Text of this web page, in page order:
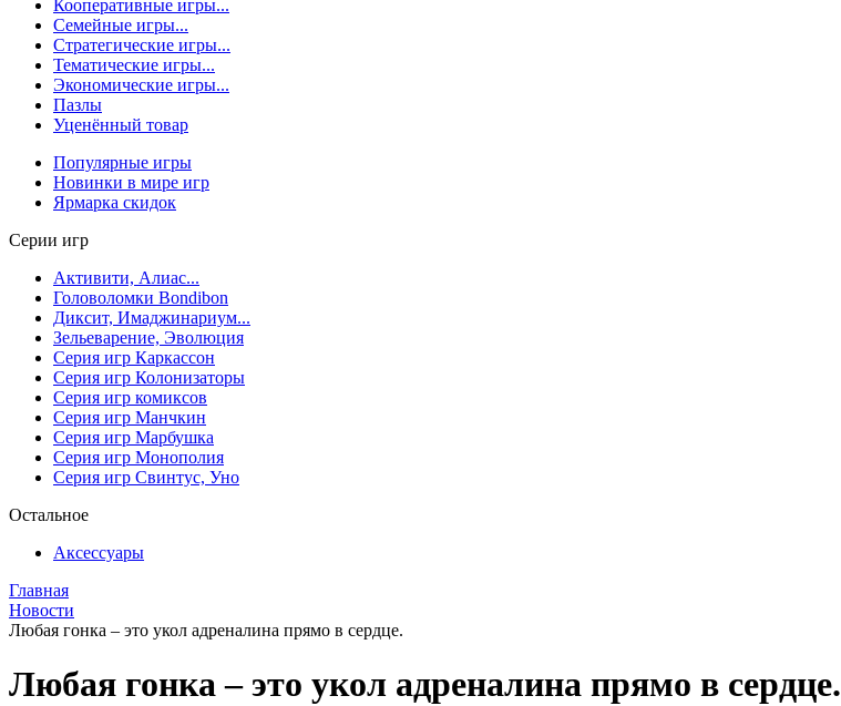
Кооперативные игры...
Семейные игры...
Стратегические игры...
Тематические игры...
Экономические игры...
Пазлы
Уценённый товар
Популярные игры
Новинки в мире игр
Ярмарка скидок
Серии игр
Активити, Алиас...
Головоломки Bondibon
Диксит, Имаджинариум...
Зельеварение, Эволюция
Серия игр Каркассон
Серия игр Колонизаторы
Серия игр комиксов
Серия игр Манчкин
Серия игр Марбушка
Серия игр Монополия
Серия игр Свинтус, Уно
Остальное
Аксессуары
Главная
Новости
Любая гонка – это укол адреналина прямо в сердце.
Любая гонка – это укол адреналина прямо в сердце.